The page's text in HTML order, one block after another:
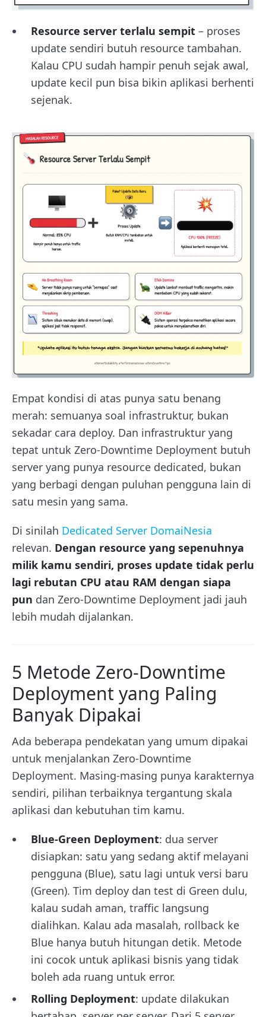
Resource server terlalu sempit – proses
update sendiri butuh resource tambahan.
Kalau CPU sudah hampir penuh sejak awal,
update kecil pun bisa bikin aplikasi berhenti
sejenak.
Empat kondisi di atas punya satu benang
merah: semuanya soal infrastruktur, bukan
sekadar cara deploy. Dan infrastruktur yang
tepat untuk Zero-Downtime Deployment butuh
server yang punya resource dedicated, bukan
yang berbagi dengan puluhan pengguna lain di
satu mesin yang sama.
Di sinilah Dedicated Server DomaiNesia
relevan. Dengan resource yang sepenuhnya
milik kamu sendiri, proses update tidak perlu
lagi rebutan CPU atau RAM dengan siapa
pun dan Zero-Downtime Deployment jadi jauh
lebih mudah dijalankan.
5 Metode Zero-Downtime
Deployment yang Paling
Banyak Dipakai
Ada beberapa pendekatan yang umum dipakai
untuk menjalankan Zero-Downtime
Deployment. Masing-masing punya karakternya
sendiri, pilihan terbaiknya tergantung skala
aplikasi dan kebutuhan tim kamu.
Blue-Green Deployment: dua server
disiapkan: satu yang sedang aktif melayani
pengguna (Blue), satu lagi untuk versi baru
(Green). Tim deploy dan test di Green dulu,
kalau sudah aman, traffic langsung
dialihkan. Kalau ada masalah, rollback ke
Blue hanya butuh hitungan detik. Metode
ini cocok untuk aplikasi bisnis yang tidak
boleh ada ruang untuk error.
Rolling Deployment: update dilakukan